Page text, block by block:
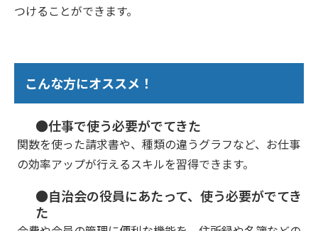
つけることができます。
こんな方にオススメ！
●仕事で使う必要がでてきた
関数を使った請求書や、種類の違うグラフなど、お仕事
の効率アップが行えるスキルを習得できます。
●自治会の役員にあたって、使う必要がでてき
た